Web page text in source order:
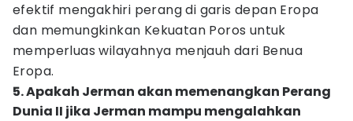
efektif mengakhiri perang di garis depan Eropa
dan memungkinkan Kekuatan Poros untuk
memperluas wilayahnya menjauh dari Benua
Eropa.
5. Apakah Jerman akan memenangkan Perang
Dunia II jika Jerman mampu mengalahkan